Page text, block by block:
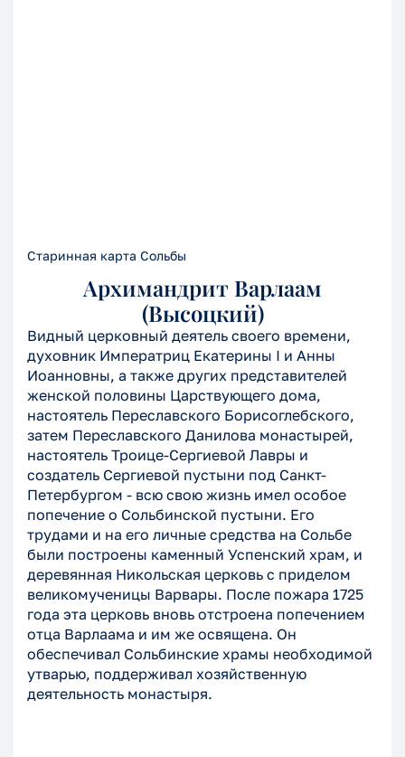
Старинная карта Сольбы
Архимандрит Варлаам
(Высоцкий)
Видный церковный деятель своего времени,
духовник Императриц Екатерины I и Анны
Иоанновны, а также других представителей
женской половины Царствующего дома,
настоятель Переславского Борисоглебского,
затем Переславского Данилова монастырей,
настоятель Троице-Сергиевой Лавры и
создатель Сергиевой пустыни под Санкт-
Петербургом - всю свою жизнь имел особое
попечение о Сольбинской пустыни. Его
трудами и на его личные средства на Сольбе
были построены каменный Успенский храм, и
деревянная Никольская церковь с приделом
великомученицы Варвары. После пожара 1725
года эта церковь вновь отстроена попечением
отца Варлаама и им же освящена. Он
обеспечивал Сольбинские храмы необходимой
утварью, поддерживал хозяйственную
деятельность монастыря.